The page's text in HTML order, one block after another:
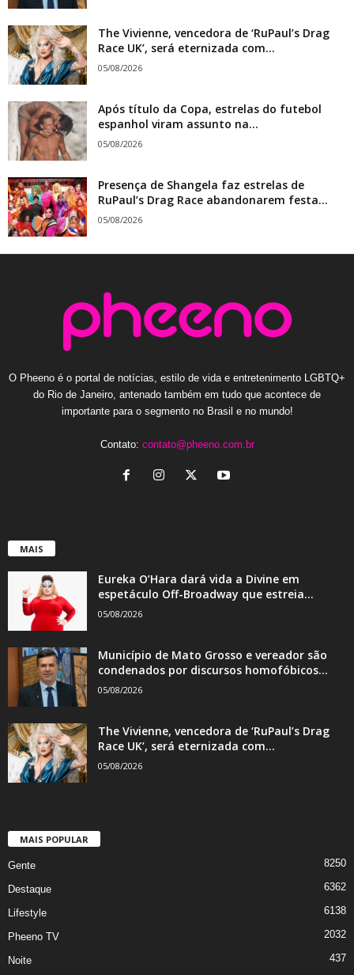
The Vivienne, vencedora de ‘RuPaul’s Drag
Race UK’, será eternizada com...
05/08/2026
Após título da Copa, estrelas do futebol
espanhol viram assunto na...
05/08/2026
Presença de Shangela faz estrelas de
RuPaul’s Drag Race abandonarem festa...
05/08/2026
O Pheeno é o portal de notícias, estilo de vida e entretenimento LGBTQ+
do Rio de Janeiro, antenado também em tudo que acontece de
importante para o segmento no Brasil e no mundo!
Contato: contato@pheeno.com.br
MAIS
Eureka O’Hara dará vida a Divine em
espetáculo Off-Broadway que estreia...
05/08/2026
Município de Mato Grosso e vereador são
condenados por discursos homofóbicos...
05/08/2026
The Vivienne, vencedora de ‘RuPaul’s Drag
Race UK’, será eternizada com...
05/08/2026
MAIS POPULAR
Gente 8250
Destaque 6362
Lifestyle 6138
Pheeno TV 2032
Noite 437